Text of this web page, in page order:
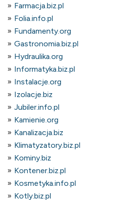
Farmacja.biz.pl
Folia.info.pl
Fundamenty.org
Gastronomia.biz.pl
Hydraulika.org
Informatyka.biz.pl
Instalacje.org
Izolacje.biz
Jubiler.info.pl
Kamienie.org
Kanalizacja.biz
Klimatyzatory.biz.pl
Kominy.biz
Kontener.biz.pl
Kosmetyka.info.pl
Kotly.biz.pl